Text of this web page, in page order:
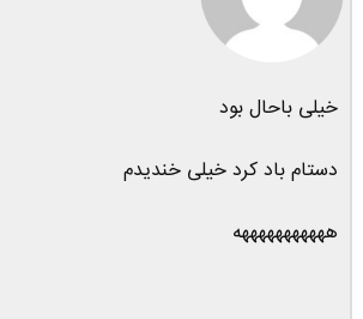
خیلی باحال بود
دستام باد کرد خیلی خندیدم
هههههههههههه